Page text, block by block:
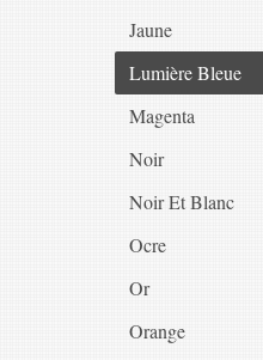
Jaune
Lumière Bleue
Magenta
Noir
Noir Et Blanc
Ocre
Or
Orange